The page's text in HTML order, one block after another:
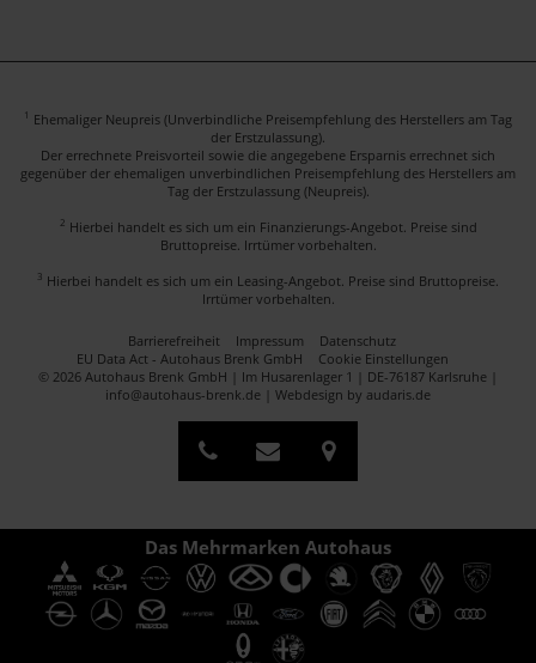
1 Ehemaliger Neupreis (Unverbindliche Preisempfehlung des Herstellers am Tag
der Erstzulassung).
Der errechnete Preisvorteil sowie die angegebene Ersparnis errechnet sich
gegenüber der ehemaligen unverbindlichen Preisempfehlung des Herstellers am
Tag der Erstzulassung (Neupreis).
2 Hierbei handelt es sich um ein Finanzierungs-Angebot. Preise sind
Bruttopreise. Irrtümer vorbehalten.
3 Hierbei handelt es sich um ein Leasing-Angebot. Preise sind Bruttopreise.
Irrtümer vorbehalten.
Barrierefreiheit Impressum
Datenschutz
EU Data Act - Autohaus Brenk GmbH
Cookie Einstellungen
© 2026 Autohaus Brenk GmbH | Im Husarenlager 1 | DE-76187 Karlsruhe |
info@autohaus-brenk.de | Webdesign by audaris.de
Das Mehrmarken Autohaus